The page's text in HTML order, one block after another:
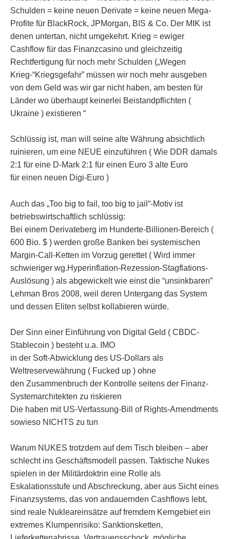
Schulden = keine neuen Derivate = keine neuen Mega-
Profite für BlackRock, JPMorgan, BIS & Co. Der MIK ist
denen untertan, nicht umgekehrt. Krieg = ewiger
Cashflow für das Finanzcasino und gleichzeitig
Rechtfertigung für noch mehr Schulden („Wegen
Krieg-“Kriegsgefahr” müssen wir noch mehr ausgeben
von dem Geld was wir gar nicht haben, am besten für
Länder wo überhaupt keinerlei Beistandpflichten (
Ukraine ) existieren “
Schlüssig ist, man will seine alte Währung absichtlich
ruinieren, um eine NEUE einzuführen ( Wie DDR damals
2:1 für eine D-Mark 2:1 für einen Euro 3 alte Euro
für einen neuen Digi-Euro )
Auch das „Too big to fail, too big to jail“‑Motiv ist
betriebswirtschaftlich schlüssig:
Bei einem Derivateberg im Hunderte‑Billionen‑Bereich (
600 Bio. $ ) werden große Banken bei systemischen
Margin‑Call‑Ketten im Vorzug gerettet ( Wird immer
schwieriger wg.Hyperinflation-Rezession-Stagflations-
Auslösung ) als abgewickelt wie einst die “unsinkbaren”
Lehman Bros 2008, weil deren Untergang das System
und dessen Eliten selbst kollabieren würde.
Der Sinn einer Einführung von Digital Geld ( CBDC-
Stablecoin ) besteht u.a. IMO
in der Soft-Abwicklung des US-Dollars als
Weltreservewährung ( Fucked up ) ohne
den Zusammenbruch der Kontrolle seitens der Finanz-
Systemarchitekten zu riskieren
Die haben mit US-Verfassung-Bill of Rights-Amendments
sowieso NICHTS zu tun
Warum NUKES trotzdem auf dem Tisch bleiben – aber
schlecht ins Geschäftsmodell passen. Taktische Nukes
spielen in der Militärdoktrin eine Rolle als
Eskalationsstufe und Abschreckung, aber aus Sicht eines
Finanzsystems, das von andauernden Cashflows lebt,
sind reale Nuklear­einsätze auf fremdem Kerngebiet ein
extremes Klumpenrisiko: Sanktionsketten,